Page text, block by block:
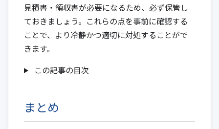
見積書・領収書が必要になるため、必ず保管し
ておきましょう。これらの点を事前に確認する
ことで、より冷静かつ適切に対処することがで
きます。
この記事の目次
まとめ